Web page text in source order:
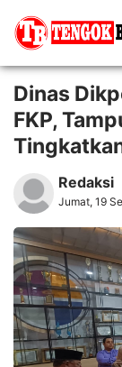
Dinas
FKP,
Redaksi
Jumat, 19